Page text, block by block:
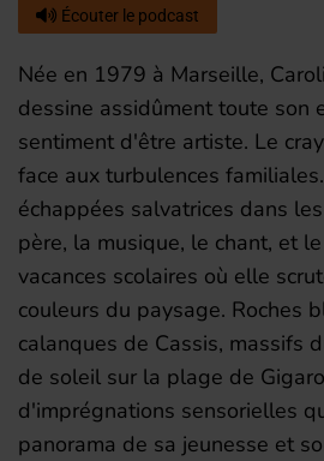
Écouter le podcast
Née en 1979 à Marseille,
dessine assidûment toute son
sentiment d'être artiste. Le
face aux turbulences
échappées salvatrices dans
père, la musique, le chant, et
vacances scolaires où elle
couleurs du paysage. Roches
calanques de Cassis, massifs
de soleil sur la plage de
d'imprégnations sensorielles
panorama de sa jeunesse et